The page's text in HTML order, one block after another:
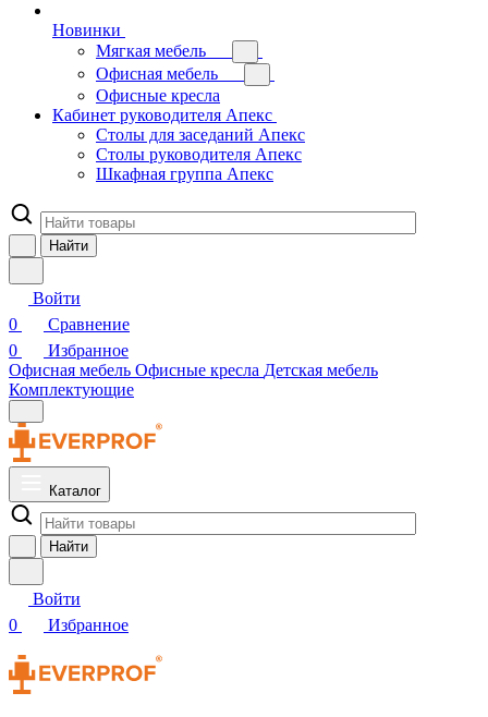
Новинки
Мягкая мебель
Офисная мебель
Офисные кресла
Кабинет руководителя Апекс
Столы для заседаний Апекс
Столы руководителя Апекс
Шкафная группа Апекс
Найти
Войти
0
Сравнение
0
Избранное
Офисная мебель Офисные кресла Детская мебель
Комплектующие
Каталог
Найти
Войти
0
Избранное